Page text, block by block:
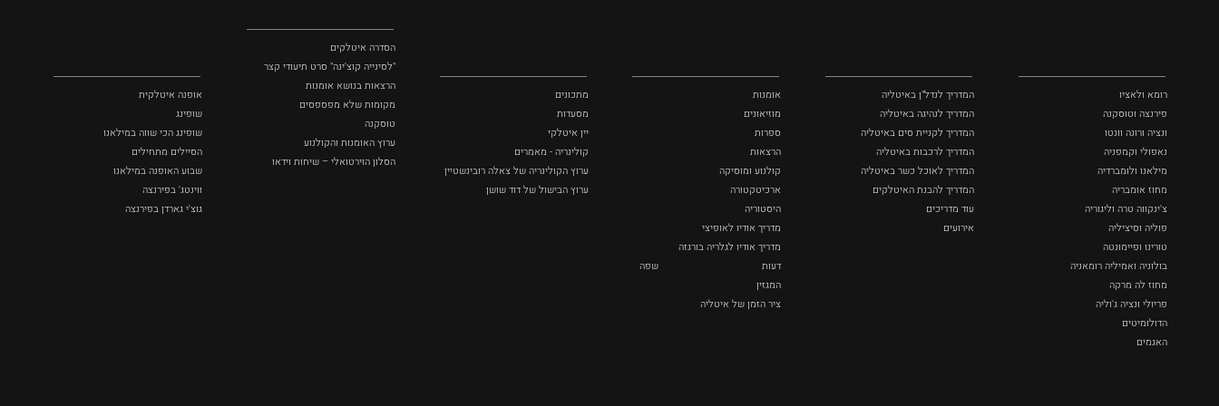
רומא ולאציו
פירנצה וטוסקנה ‏
ונציה ורונה וונטו
נאפולי‏ וקמפניה
מילאנו ולומברדיה
מחוז אומבריה
צ'ינקווה טרה וליגוריה
פוליה וסיציליה ‏
טורינו ופיימונטה
בולוניה ואמיליה רומאניה
מחוז לה מרקה
פריולי ונציה ג'וליה
הדולומיטים
האגמים
המדריך לנדל"ן באיטליה
המדריך לנהיגה באיטליה
המדריך לקניית סים באיטליה
המדריך לרכבות באיטליה
המדריך לאוכל כשר באיטליה
המדריך להבנת האיטלקים
עוד מדריכים
אירועים
אומנות
מוזיאונים
ספרות
הרצאות
קולנוע ומוסיקה
ארכיטקטורה
היסטוריה
מדריך אודיו לאופיצי
מדריך אודיו לגלריה בורגזה
דעות
שפה
המגזין
ציר הזמן של איטליה
מתכונים
מסעדות
יין איטלקי
קולינריה - מאמרים
ערוץ הקולינריה של צאלה רובינשטיין
ערוץ הבישול של דוד שושן
הסדרה איטלקים
"לסינייה קוצ'ינה" סרט תיעודי קצר
הרצאות בנושא אומנות
מקומות שלא מפספסים
טוסקנה
ערוץ האומנות והקולנוע
הסלון הוירטואלי – שיחות וידאו
אופנה איטלקית
שופינג
שופינג הכי שווה במילאנו
הסיילים מתחילים
שבוע האופנה במילאנו
ווינטג' בפירנצה
גוצ'י גארדן בפירנצה